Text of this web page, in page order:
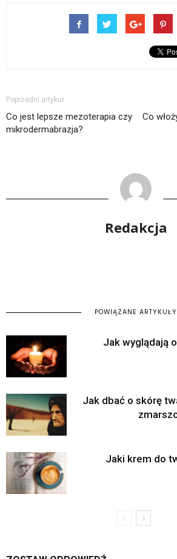
Poprzedni artykuł
Co jest lepsze mezoterapia czy
mikrodermabrazja?
Co
Redakcja
POWIĄZANE ARTYKUŁY
Jak wyglądają
Jak dbać o skórę
Jaki krem do